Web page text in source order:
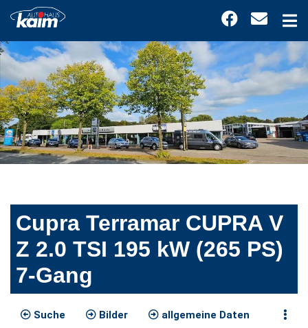
Cupra Terramar CUPRA V
Z 2.0 TSI 195 kW (265 PS)
7-Gang
Suche Bilder allgemeine Daten